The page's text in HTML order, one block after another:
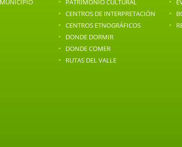
PATRIMONIO CULTURAL
· CENTROS DE INTERPRETACIÓN
· CENTROS ETNOGRÁFICOS
· DONDE DORMIR
· DONDE COMER
· RUTAS DEL VALLE
·
·